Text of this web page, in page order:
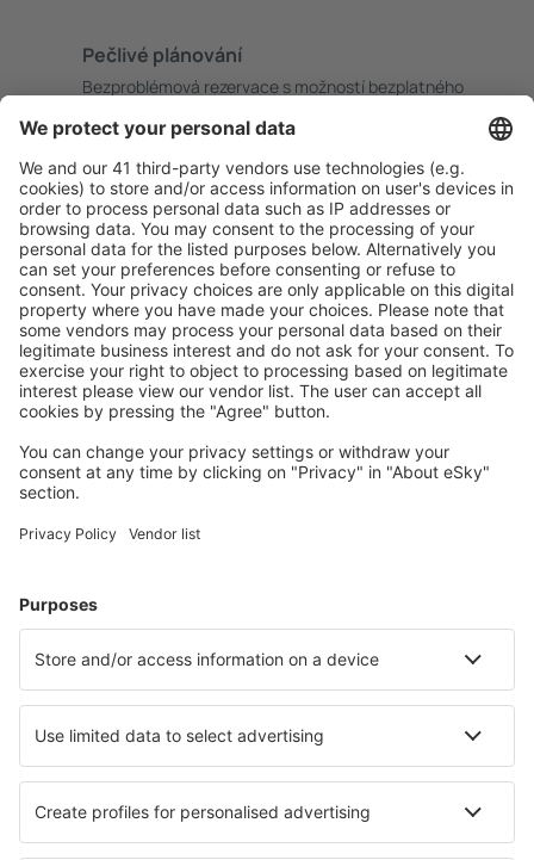
Pečlivé plánování
Bezproblémová rezervace s možností bezplatného
S námi ušetříte
Atraktivní ceny a speciální nabídky pro přihlášené
uživatele.
Ubytování dle vašeho gusta
Vyberte si z více než 1.3 milionu zařízení: hotelů,
apartmánů, chat a dalších.
Ubytování v Portugalsku - Oblíbená města
Ubytování v Lisabonu Ubytování in Portalegre
Ubytování in Ovar Ubytování in Luz de Tavira
Nejlepší ubytování - města